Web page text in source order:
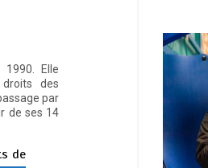
Elle
des
par
de ses 14
de